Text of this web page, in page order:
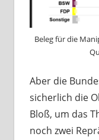
Beleg für die
Aber die
sicherlich die
Bloß, um das
noch zwei